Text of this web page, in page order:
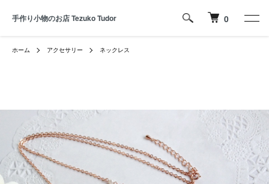
手作り小物のお店 Tezuko Tudor 0
ホーム アクセサリー ネックレス